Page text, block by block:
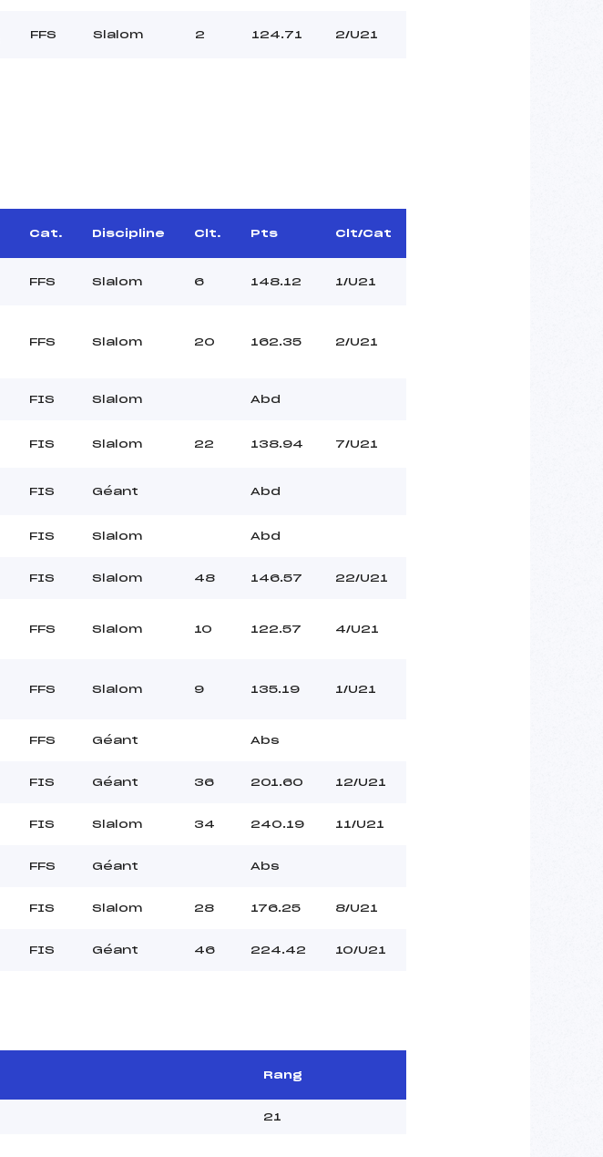
FFS Slalom 2 124.71 2/U21
Cat. Discipline Clt. Pts Clt/Cat
FFS Slalom 6 148.12 1/U21
FFS Slalom 20 162.35 2/U21
FIS Slalom Abd
FIS Slalom 22 138.94 7/U21
FIS Géant Abd
FIS Slalom Abd
FIS Slalom 48 146.57 22/U21
FFS Slalom 10 122.57 4/U21
FFS Slalom 9 135.19 1/U21
FFS Géant Abs
FIS Géant 36 201.60 12/U21
FIS Slalom 34 240.19 11/U21
FFS Géant Abs
FIS Slalom 28 176.25 8/U21
FIS Géant 46 224.42 10/U21
Rang
21